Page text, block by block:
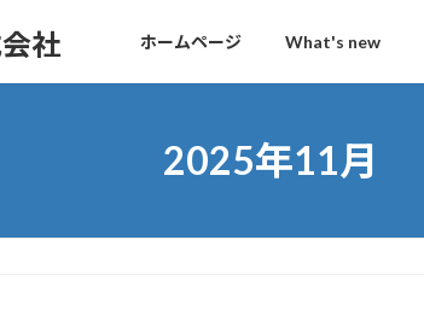
社 ホームページ What's new
2025年11月